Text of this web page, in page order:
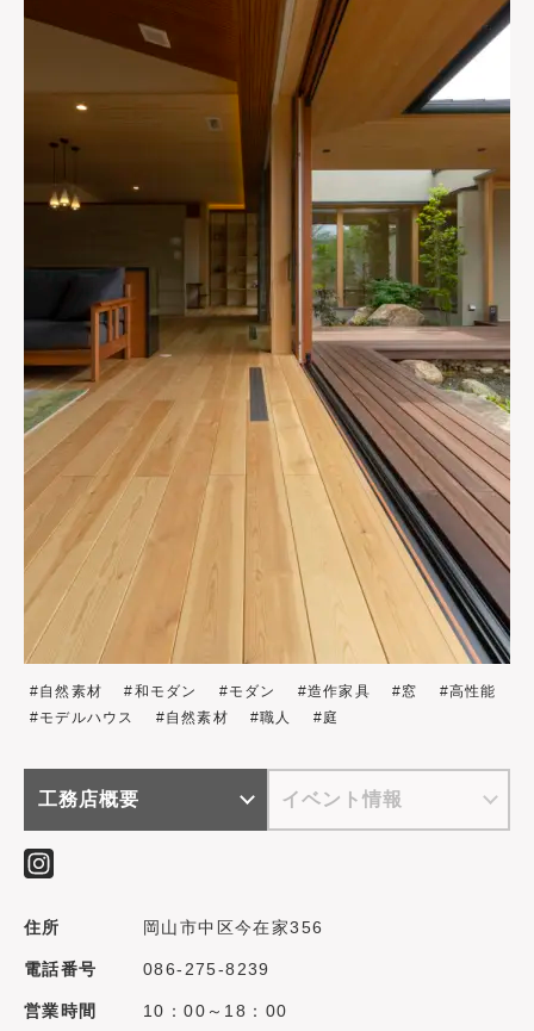
自然素材 和モダン モダン 造作家具 窓
高性能
モデルハウス
自然素材 職人 庭
工務店概要 イベント情報
住所 岡山市中区今在家356
電話番号 086-275-8239
営業時間 10：00～18：00